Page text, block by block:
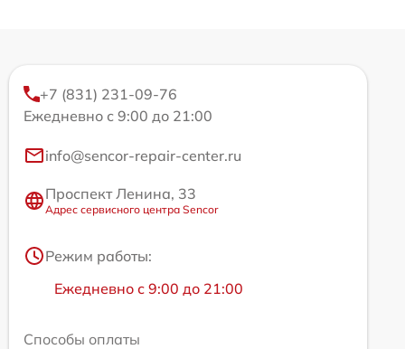
+7 (831) 231-09-76
Ежедневно с 9:00 до 21:00
info@sencor-repair-center.ru
Проспект Ленина, 33
Адрес сервисного центра Sencor
Режим работы:
Ежедневно с 9:00 до 21:00
Способы оплаты